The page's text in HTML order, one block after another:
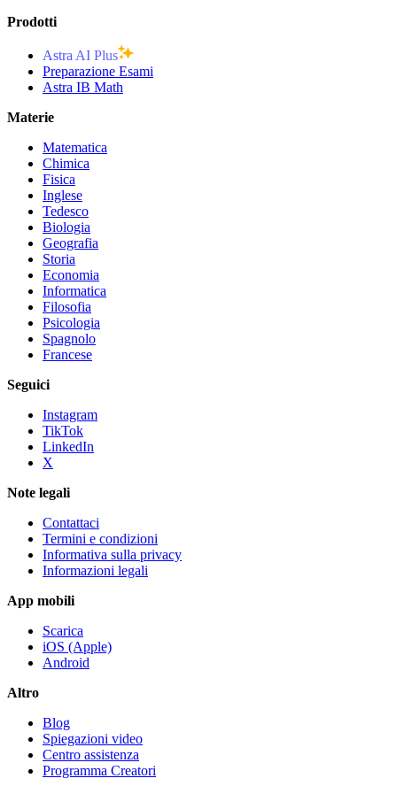
Prodotti
Astra AI Plus
Preparazione Esami
Astra IB Math
Materie
Matematica
Chimica
Fisica
Inglese
Tedesco
Biologia
Geografia
Storia
Economia
Informatica
Filosofia
Psicologia
Spagnolo
Francese
Seguici
Instagram
TikTok
LinkedIn
X
Note legali
Contattaci
Termini e condizioni
Informativa sulla privacy
Informazioni legali
App mobili
Scarica
iOS (Apple)
Android
Altro
Blog
Spiegazioni video
Centro assistenza
Programma Creatori